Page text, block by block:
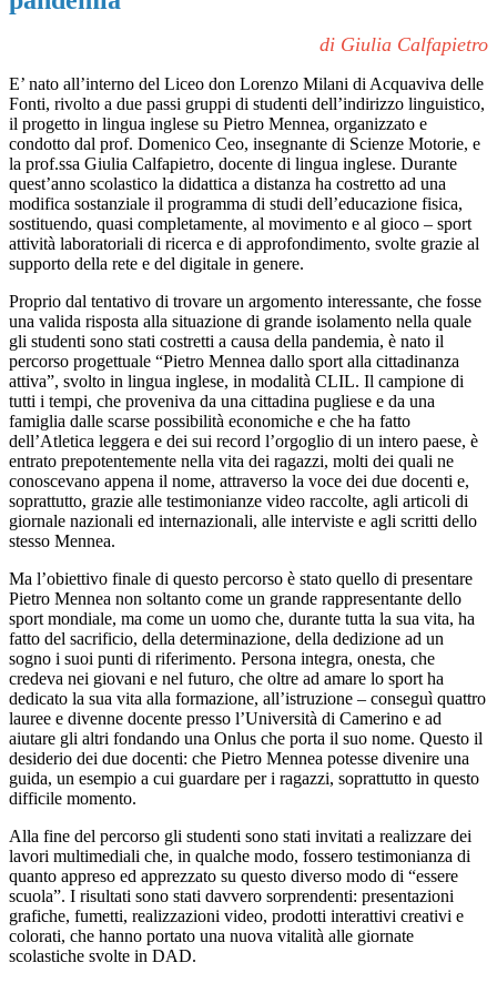
di Giulia Calfapietro
E’ nato all’interno del Liceo don Lorenzo Milani di Acquaviva delle
Fonti, rivolto a due passi gruppi di studenti dell’indirizzo linguistico,
il progetto in lingua inglese su Pietro Mennea, organizzato e
condotto dal prof. Domenico Ceo, insegnante di Scienze Motorie, e
la prof.ssa Giulia Calfapietro, docente di lingua inglese. Durante
quest’anno scolastico la didattica a distanza ha costretto ad una
modifica sostanziale il programma di studi dell’educazione fisica,
sostituendo, quasi completamente, al movimento e al gioco – sport
attività laboratoriali di ricerca e di approfondimento, svolte grazie al
supporto della rete e del digitale in genere.
Proprio dal tentativo di trovare un argomento interessante, che fosse
una valida risposta alla situazione di grande isolamento nella quale
gli studenti sono stati costretti a causa della pandemia, è nato il
percorso progettuale “Pietro Mennea dallo sport alla cittadinanza
attiva”, svolto in lingua inglese, in modalità CLIL. Il campione di
tutti i tempi, che proveniva da una cittadina pugliese e da una
famiglia dalle scarse possibilità economiche e che ha fatto
dell’Atletica leggera e dei sui record l’orgoglio di un intero paese, è
entrato prepotentemente nella vita dei ragazzi, molti dei quali ne
conoscevano appena il nome, attraverso la voce dei due docenti e,
soprattutto, grazie alle testimonianze video raccolte, agli articoli di
giornale nazionali ed internazionali, alle interviste e agli scritti dello
stesso Mennea.
Ma l’obiettivo finale di questo percorso è stato quello di presentare
Pietro Mennea non soltanto come un grande rappresentante dello
sport mondiale, ma come un uomo che, durante tutta la sua vita, ha
fatto del sacrificio, della determinazione, della dedizione ad un
sogno i suoi punti di riferimento. Persona integra, onesta, che
credeva nei giovani e nel futuro, che oltre ad amare lo sport ha
dedicato la sua vita alla formazione, all’istruzione – conseguì quattro
lauree e divenne docente presso l’Università di Camerino e ad
aiutare gli altri fondando una Onlus che porta il suo nome. Questo il
desiderio dei due docenti: che Pietro Mennea potesse divenire una
guida, un esempio a cui guardare per i ragazzi, soprattutto in questo
difficile momento.
Alla fine del percorso gli studenti sono stati invitati a realizzare dei
lavori multimediali che, in qualche modo, fossero testimonianza di
quanto appreso ed apprezzato su questo diverso modo di “essere
scuola”. I risultati sono stati davvero sorprendenti: presentazioni
grafiche, fumetti, realizzazioni video, prodotti interattivi creativi e
colorati, che hanno portato una nuova vitalità alle giornate
scolastiche svolte in DAD.